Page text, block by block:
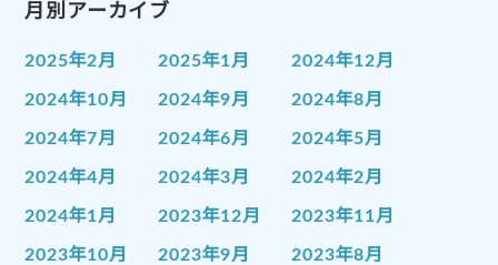
月別アーカイブ
2025年2月 2025年1月 2024年12月
2024年10月 2024年9月 2024年8月
2024年7月 2024年6月 2024年5月
2024年4月 2024年3月 2024年2月
2024年1月 2023年12月 2023年11月
2023年10月 2023年9月 2023年8月